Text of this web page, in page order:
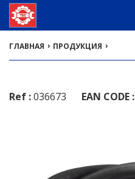
ГЛАВНАЯ › ПРОДУКЦИЯ ›
Ref :036673 EAN CODE :